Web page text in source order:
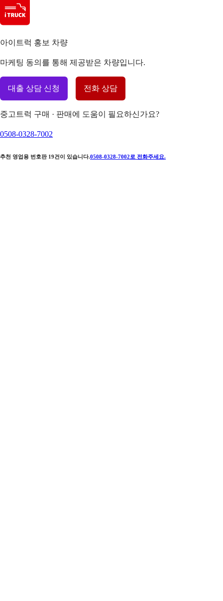
아이트럭 홍보 차량
마케팅 동의를 통해 제공받은 차량입니다.
대출 상담 신청 전화 상담
중고트럭 구매 · 판매에 도움이 필요하신가요?
0508-0328-7002
추천 영업용 번호판 19건이 있습니다.0508-0328-7002 로 전화주세요.